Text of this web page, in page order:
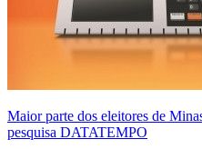
Maior parte dos eleitores de
pesquisa DATATEMPO